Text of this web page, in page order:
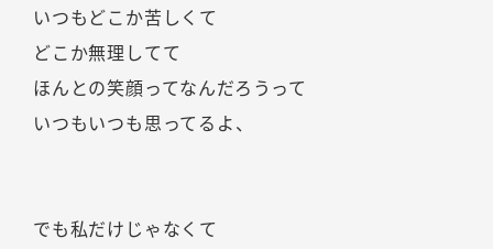
いつもどこか苦しくて
どこか無理してて
ほんとの笑顔ってなんだろうって
いつもいつも思ってるよ、
でも私だけじゃなくて